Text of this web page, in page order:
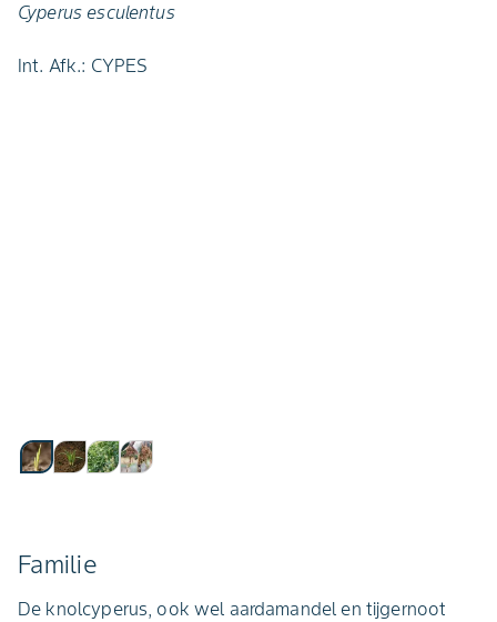
Cyperus esculentus
Int. Afk.: CYPES
Familie
De knolcyperus, ook wel aardamandel en tijgernoot